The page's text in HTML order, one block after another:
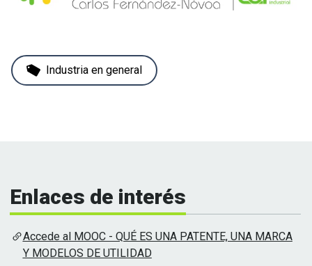
Industria en general
Enlaces de interés
Accede al MOOC - QUÉ ES UNA PATENTE, UNA MARCA
Y MODELOS DE UTILIDAD